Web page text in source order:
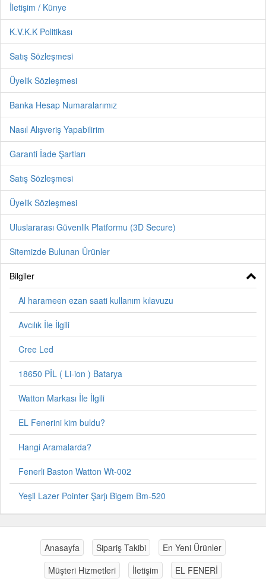
İletişim / Künye
K.V.K.K Politikası
Satış Sözleşmesi
Üyelik Sözleşmesi
Banka Hesap Numaralarımız
Nasıl Alışveriş Yapabilirim
Garanti İade Şartları
Satış Sözleşmesi
Üyelik Sözleşmesi
Uluslararası Güvenlik Platformu (3D Secure)
Sitemizde Bulunan Ürünler
Bilgiler
Al harameen ezan saati kullanım kılavuzu
Avcılık İle İlgili
Cree Led
18650 PİL ( Li-ion ) Batarya
Watton Markası İle İlgili
EL Fenerini kim buldu?
Hangi Aramalarda?
Fenerli Baston Watton Wt-002
Yeşil Lazer Pointer Şarjı Bigem Bm-520
Anasayfa Sipariş Takibi
En Yeni Ürünler
Müşteri Hizmetleri
İletişim EL FENERİ